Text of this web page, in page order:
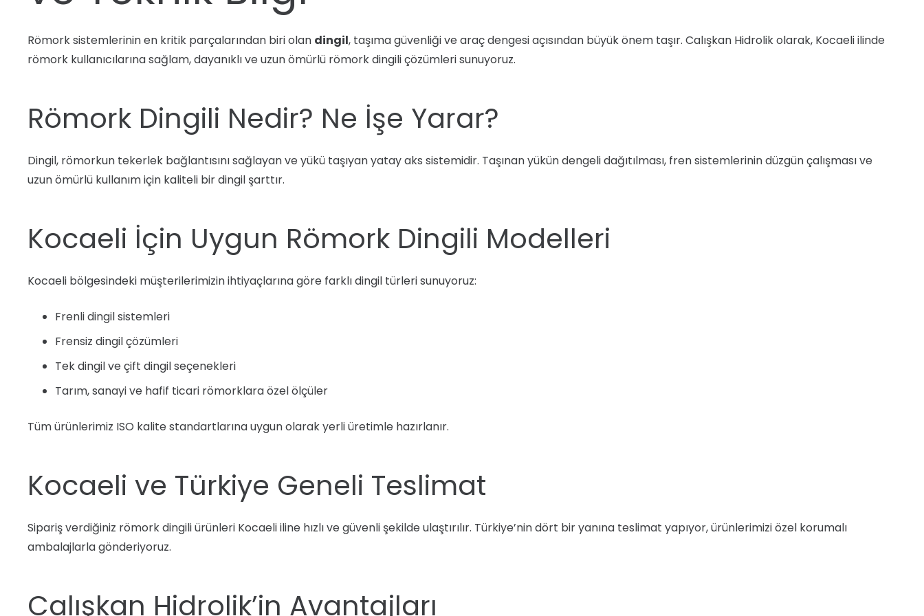
Römork sistemlerinin en kritik parçalarından biri olan dingil, taşıma güvenliği ve araç dengesi açısından büyük önem taşır. Calışkan Hidrolik olarak, Kocaeli ilinde
römork kullanıcılarına sağlam, dayanıklı ve uzun ömürlü römork dingili çözümleri sunuyoruz.
Römork Dingili Nedir? Ne İşe Yarar?
Dingil, römorkun tekerlek bağlantısını sağlayan ve yükü taşıyan yatay aks sistemidir. Taşınan yükün dengeli dağıtılması, fren sistemlerinin düzgün çalışması ve
uzun ömürlü kullanım için kaliteli bir dingil şarttır.
Kocaeli İçin Uygun Römork Dingili Modelleri
Kocaeli bölgesindeki müşterilerimizin ihtiyaçlarına göre farklı dingil türleri sunuyoruz:
Frenli dingil sistemleri
Frensiz dingil çözümleri
Tek dingil ve çift dingil seçenekleri
Tarım, sanayi ve hafif ticari römorklara özel ölçüler
Tüm ürünlerimiz ISO kalite standartlarına uygun olarak yerli üretimle hazırlanır.
Kocaeli ve Türkiye Geneli Teslimat
Sipariş verdiğiniz römork dingili ürünleri Kocaeli iline hızlı ve güvenli şekilde ulaştırılır. Türkiye’nin dört bir yanına teslimat yapıyor, ürünlerimizi özel korumalı
ambalajlarla gönderiyoruz.
Calışkan Hidrolik’in Avantajları